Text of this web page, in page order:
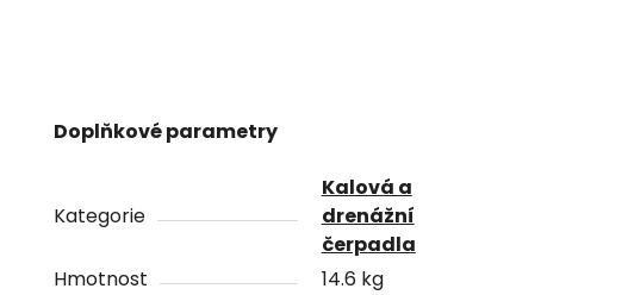
Doplňkové parametry
Kategorie
Kalová a
drenážní
čerpadla
Hmotnost
14.6 kg